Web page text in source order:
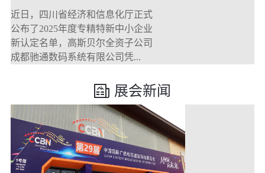
近日，四川省经济和信息化厅正式
公布了2025年度专精特新中小企业
新认定名单，高斯贝尔全资子公司
成都驰通数码系统有限公司凭...
展会新闻